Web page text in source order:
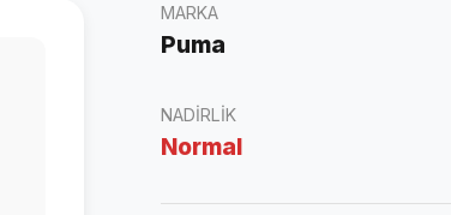
MARKA
Puma
NADIRLIK
Normal